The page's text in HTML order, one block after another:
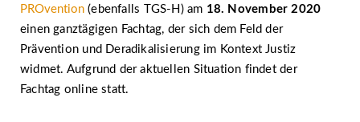
PROvention (ebenfalls TGS-H) am 18. November 2020
einen ganztägigen Fachtag, der sich dem Feld der
Prävention und Deradikalisierung im Kontext Justiz
widmet. Aufgrund der aktuellen Situation findet der
Fachtag online statt.